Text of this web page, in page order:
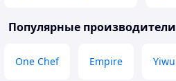
Популярные производители
One Chef Empire Yiwu